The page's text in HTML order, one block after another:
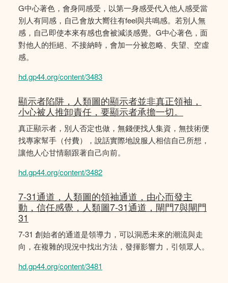
G中心著色，會身同感受，以第一身感受代入他人感受當
別人有同感，自己會放大嚮往有feel與共鳴感。若別人無
感，自己即使本來有感也會被減淡感覺。G中心著色，面
對他人的拒絕、不接納時，會加一分被忽略、失望、空虛
感。
hd.gp44.org/content/3483
顯示者陷阱，人類圖的顯示者並非真正領袖，
小心被人推卸責任，要顯示者承擔一切。
真正顯示者，別人否定也做，無錢便找人集資，無技術便
找專家幫手（付費），說話實際地說服人相信自己所想，
讓他人心甘情願跟著自己向前。
hd.gp44.org/content/3482
7-31通道，人類圖的領袖通道，由心而發主
動，信任感覺，人類圖7-31通道，閘門7與閘門
31
7-31 創始者的通道是領導力，可以洞悉未來的潮流與走
向，在複雜的現況中找出方法，發揮影響力，引領眾人。
hd.gp44.org/content/3481